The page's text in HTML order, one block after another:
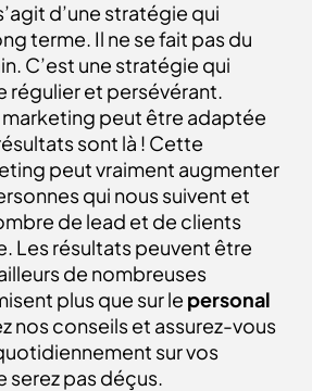
d’une stratégie qui
terme. Il ne se fait pas du
C’est une stratégie qui
régulier et persévérant.
peut être adaptée
sont là ! Cette
peut vraiment augmenter
qui nous suivent et
de lead et de clients
Les résultats peuvent être
de nombreuses
plus que sur le personal
nos conseils et assurez-vous
sur vos
serez pas déçus.